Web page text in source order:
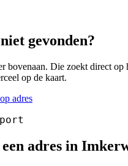
gevonden?
bovenaan. Die zoekt direct op
op de kaart.
adres
adres in